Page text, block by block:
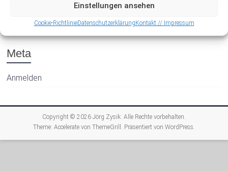
Einstellungen ansehen
Cookie-RichtlinieDatenschutzerklärung Kontakt // Impressum
Meta
Anmelden
Copyright © 2026 Jörg Zysik. Alle Rechte vorbehalten.
Theme: Acceleratevon ThemeGrill. Präsentiert von WordPress.